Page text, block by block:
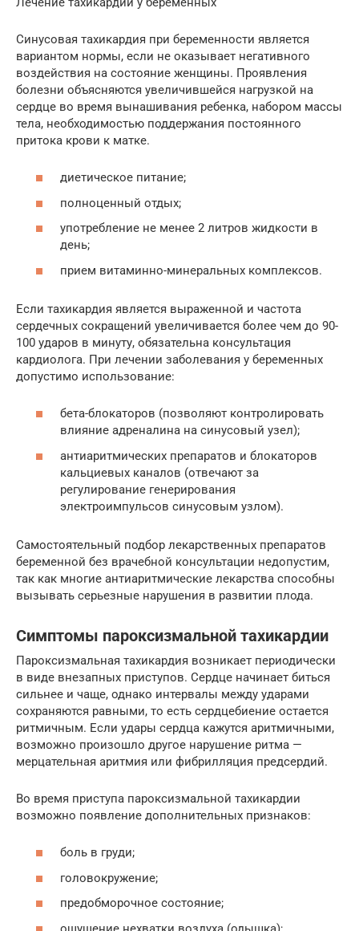
Синусовая тахикардия при беременности является
вариантом нормы, если не оказывает негативного
воздействия на состояние женщины. Проявления
болезни объясняются увеличившейся нагрузкой на
сердце во время вынашивания ребенка, набором массы
тела, необходимостью поддержания постоянного
притока крови к матке.
диетическое питание;
полноценный отдых;
употребление не менее 2 литров жидкости в
день;
прием витаминно-минеральных комплексов.
Если тахикардия является выраженной и частота
сердечных сокращений увеличивается более чем до 90-
100 ударов в минуту, обязательна консультация
кардиолога. При лечении заболевания у беременных
допустимо использование:
бета-блокаторов (позволяют контролировать
влияние адреналина на синусовый узел);
антиаритмических препаратов и блокаторов
кальциевых каналов (отвечают за
регулирование генерирования
электроимпульсов синусовым узлом).
Самостоятельный подбор лекарственных препаратов
беременной без врачебной консультации недопустим,
так как многие антиаритмические лекарства способны
вызывать серьезные нарушения в развитии плода.
Симптомы пароксизмальной тахикардии
Пароксизмальная тахикардия возникает периодически
в виде внезапных приступов. Сердце начинает биться
сильнее и чаще, однако интервалы между ударами
сохраняются равными, то есть сердцебиение остается
ритмичным. Если удары сердца кажутся аритмичными,
возможно произошло другое нарушение ритма —
мерцательная аритмия или фибрилляция предсердий.
Во время приступа пароксизмальной тахикардии
возможно появление дополнительных признаков:
боль в груди;
головокружение;
предобморочное состояние;